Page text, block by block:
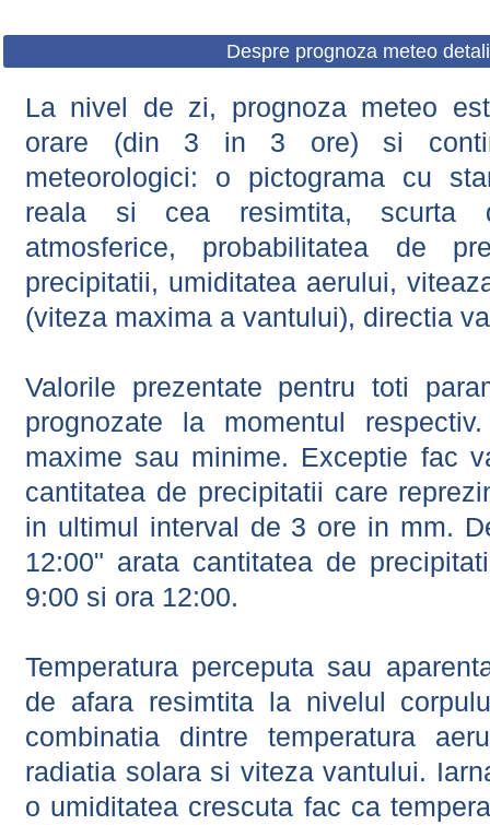
Despre prognoza meteo
La nivel de zi, prognoza meteo
orare (din 3 in 3 ore) si
meteorologici: o pictograma cu
reala si cea resimtita, scurta
atmosferice, probabilitatea de
precipitatii, umiditatea aerului,
(viteza maxima a vantului), directia
Valorile prezentate pentru toti
prognozate la momentul
maxime sau minime. Exceptie fac
cantitatea de precipitatii care
in ultimul interval de 3 ore in mm.
12:00" arata cantitatea de
9:00 si ora 12:00.
Temperatura perceputa sau
de afara resimtita la nivelul
combinatia dintre temperatura
radiatia solara si viteza vantului.
o umiditatea crescuta fac ca